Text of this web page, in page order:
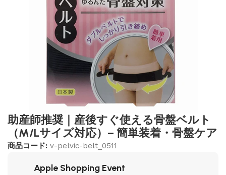
助産師推奨｜産後すぐ使える骨盤ベルト
（M/Lサイズ対応）– 簡単装着・骨盤ケア
商品コード: v-pelvic-belt_0511
Apple Shopping Event